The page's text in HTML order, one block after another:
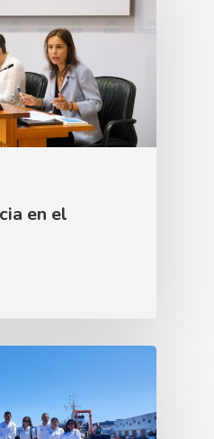
en el